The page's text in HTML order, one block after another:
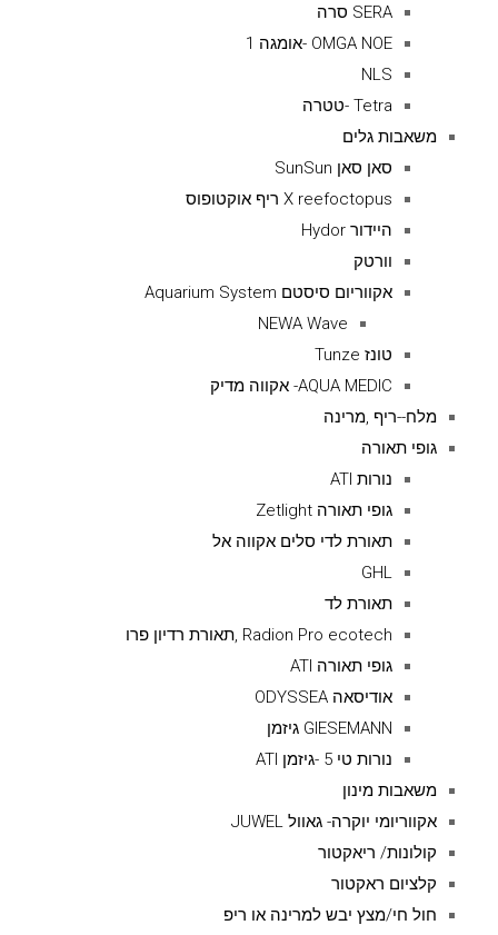
SERA סרה
OMGA NOE -אומגה 1
NLS
Tetra -טטרה
משאבות גלים
סאן סאן SunSun
X reefoctopus ריף אוקטופוס
היידור Hydor
וורטק
אקווריום סיסטם Aquarium System
NEWA Wave
טונז Tunze
AQUA MEDIC- אקווה מדיק
מלח--ריף ,מרינה
גופי תאורה
נורות ATI
גופי תאורה Zetlight
תאורת לדי סלים אקווה אל
GHL
תאורת לד
Radion Pro ecotech ,תאורת רדיון פרו
גופי תאורה ATI
אודיסאה ODYSSEA
GIESEMANN גיזמן
נורות טי 5 -גיזמן ATI
משאבות מינון
אקווריומי יוקרה- גאוול JUWEL
קולונות/ ריאקטור
קלציום ראקטור
חול חי/מצץ יבש למרינה או ריפ